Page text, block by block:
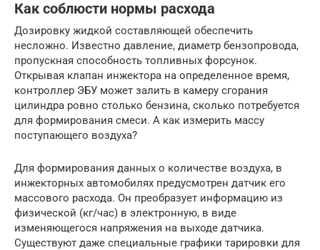
Как соблюсти нормы расхода
Дозировку жидкой составляющей обеспечить
несложно. Известно давление, диаметр бензопровода,
пропускная способность топливных форсунок.
Открывая клапан инжектора на определенное время,
контроллер ЭБУ может залить в камеру сгорания
цилиндра ровно столько бензина, сколько потребуется
для формирования смеси. А как измерить массу
поступающего воздуха?
Для формирования данных о количестве воздуха, в
инжекторных автомобилях предусмотрен датчик его
массового расхода. Он преобразует информацию из
физической (кг/час) в электронную, в виде
изменяющегося напряжения на выходе датчика.
Существуют даже специальные графики тарировки для